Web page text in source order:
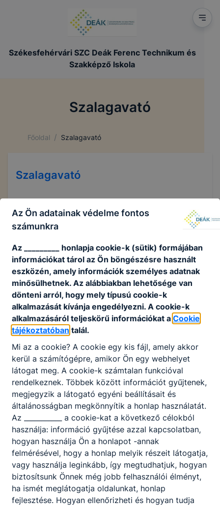
Székesfehérvári SZC Deák Ferenc Technikum és
Szakképző Iskola
Szalagavató
Főoldal / Szalagavató
Szalagavató
A szalagavató filmjei
Jó így - A végzősök búcsúja: megtekinthető
Végzősök: megtekinthetőitt.
Szalagavató röviden:
Partnereink
Az Ön adatainak védelme fontos
számunkra
Az _________ honlapja cookie-k (sütik) formájában
információkat tárol az Ön böngészésre használt
eszközén, amely információk személyes adatnak
minősülhetnek. Az alábbiakban lehetősége van
dönteni arról, hogy mely típusú cookie-k
alkalmazását kívánja engedélyezni. A cookie-k
alkalmazásáról teljeskörű információkat a Cookie
tájékoztatóban talál.
Mi az a cookie? A cookie egy kis fájl, amely akkor
kerül a számítógépre, amikor Ön egy webhelyet
látogat meg. A cookie-k számtalan funkcióval
rendelkeznek. Többek között információt gyűjtenek,
megjegyzik a látogató egyéni beállításait és
általánosságban megkönnyítik a honlap használatát.
Az ___________ a cookie-kat a következő célokból
használja: információ gyűjtése azzal kapcsolatban,
hogyan használja Ön a honlapot -annak
felmérésével, hogy a honlap melyik részeit látogatja,
vagy használja leginkább, így megtudhatjuk, hogyan
biztosítsunk Önnek még jobb felhasználói élményt,
ha ismét meglátogatja oldalunkat, honlap
fejlesztése. Hogyan ellenőrizheti és hogyan tudja